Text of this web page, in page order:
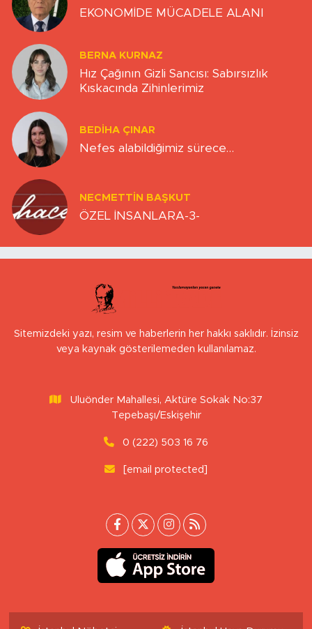
EKONOMİDE MÜCADELE ALANI
BERNA KURNAZ
Hız Çağının Gizli Sancısı: Sabırsızlık
Kıskacında Zihinlerimiz
BEDIHA ÇINAR
Nefes alabildiğimiz sürece…
NECMETTIN BAŞKUT
ÖZEL İNSANLARA-3-
Sitemizdeki yazı, resim ve haberlerin her hakkı saklıdır. İzinsiz
veya kaynak gösterilemeden kullanılamaz.
Uluönder Mahallesi, Aktüre Sokak No:37
Tepebaşı/Eskişehir
0 (222) 503 16 76
[email protected]